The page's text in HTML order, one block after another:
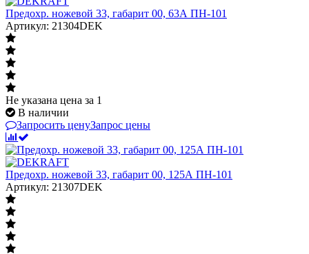
Предохр. ножевой 33, габарит 00, 63А ПН-101
Артикул: 21304DEK
Не указана цена за 1
В наличии
Запросить ценуЗапрос цены
Предохр. ножевой 33, габарит 00, 125А ПН-101
Артикул: 21307DEK